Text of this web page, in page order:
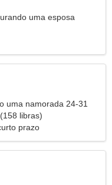
uma esposa
uma namorada 24-31
libras)
prazo